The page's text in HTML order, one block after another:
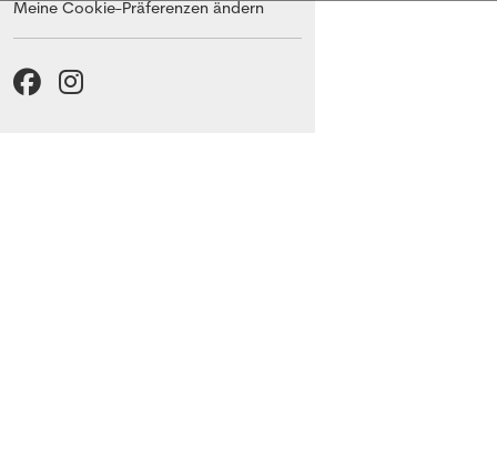
Meine Cookie-Präferenzen ändern